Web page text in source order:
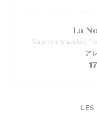
La
Saumon gravelax,
ア
LES